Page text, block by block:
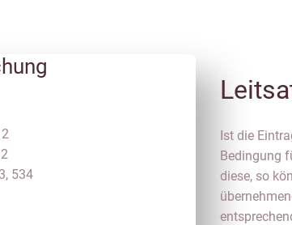
534
Ist die
Bedingung
diese, so